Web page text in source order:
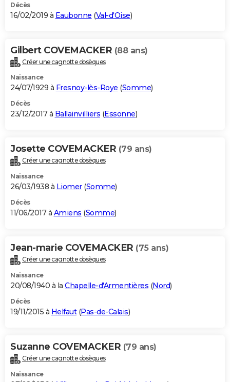
Décès
16/02/2019 à Eaubonne (Val-d'Oise)
Gilbert COVEMACKER (88 ans)
Créer une cagnotte obsèques
Naissance
24/07/1929 à Fresnoy-lès-Roye (Somme)
Décès
23/12/2017 à Ballainvilliers (Essonne)
Josette COVEMACKER (79 ans)
Créer une cagnotte obsèques
Naissance
26/03/1938 à Liomer(Somme)
Décès
11/06/2017 à Amiens (Somme)
Jean-marie COVEMACKER (75 ans)
Créer une cagnotte obsèques
Naissance
20/08/1940 à la Chapelle-d'Armentières (Nord)
Décès
19/11/2015 à Helfaut(Pas-de-Calais)
Suzanne COVEMACKER (79 ans)
Créer une cagnotte obsèques
Naissance